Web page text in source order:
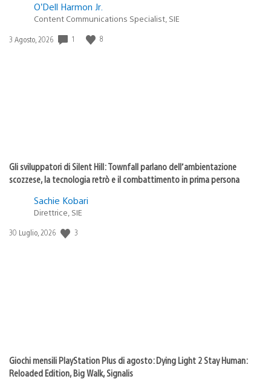
O’Dell Harmon Jr.
Content Communications Specialist, SIE
Data
3 Agosto, 2026 1 8
Gli sviluppatori di Silent Hill: Townfall parlano dell’ambientazione
scozzese, la tecnologia retrò e il combattimento in prima persona
Sachie Kobari
Direttrice, SIE
Data
30 Luglio, 2026 3
Giochi mensili PlayStation Plus di agosto: Dying Light 2 Stay Human:
Reloaded Edition, Big Walk, Signalis